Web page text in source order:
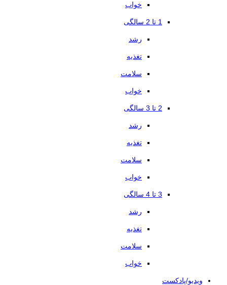
خواب
1 تا 2 سالگی
رشد
تغذیه
سلامت
خواب
2 تا 3 سالگی
رشد
تغذیه
سلامت
خواب
3 تا 4 سالگی
رشد
تغذیه
سلامت
خواب
ویدیو/پادکست